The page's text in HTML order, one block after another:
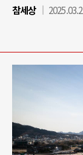
참세상